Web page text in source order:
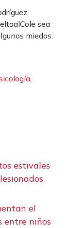
sea
miedos.
,
estivales
el
entre niños